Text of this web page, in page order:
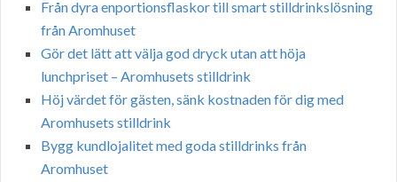
Från dyra enportionsflaskor till smart stilldrinkslösning
från Aromhuset
Gör det lätt att välja god dryck utan att höja
lunchpriset – Aromhusets stilldrink
Höj värdet för gästen, sänk kostnaden för dig med
Aromhusets stilldrink
Bygg kundlojalitet med goda stilldrinks från
Aromhuset